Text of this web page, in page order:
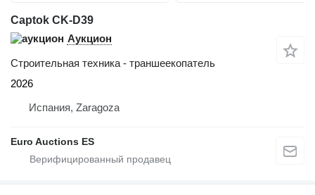
Captok CK-D39
Аукцион
Строительная техника - траншеекопатель
2026
Испания, Zaragoza
Euro Auctions ES